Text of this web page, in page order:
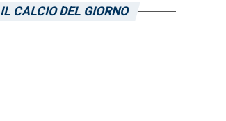
IL CALCIO DEL GIORNO